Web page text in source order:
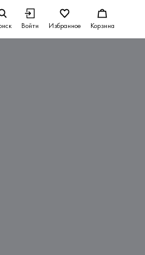
Войти Избранное Корзина